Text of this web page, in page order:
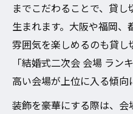
までこだわることで、貸
生まれます。大阪や福岡、
雰囲気を楽しめるのも貸
「結婚式二次会 会場 ラン
高い会場が上位に入る傾向
装飾を豪華にする際は、